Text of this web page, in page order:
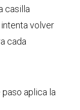
casilla
volver
cada
aplica la